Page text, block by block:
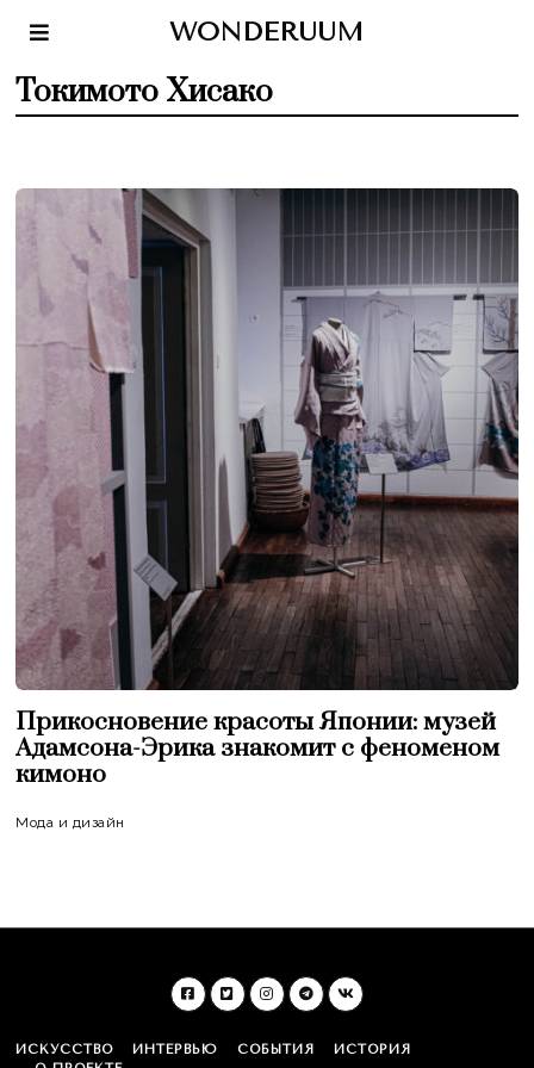
WONDERUUM
Токимото Хисако
Прикосновение красоты Японии: музей
Адамсона-Эрика знакомит с феноменом
кимоно
Мода и дизайн
ИСКУССТВО ИНТЕРВЬЮ СОБЫТИЯ
ИСТОРИЯ